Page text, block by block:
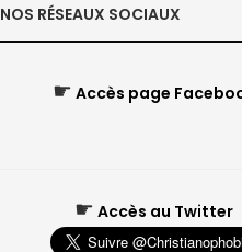
NOS RÉSEAUX SOCIAUX
☛ Accès page
☛ Accès au Twitter